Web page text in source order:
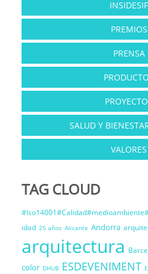
INSIDESIF
PREMIOS
PRENSA
SALUD Y
VALORES
TAG CLOUD
idad 25 años Alicante Andorra
arquitectura
color DHUB ESDEVENIMENT